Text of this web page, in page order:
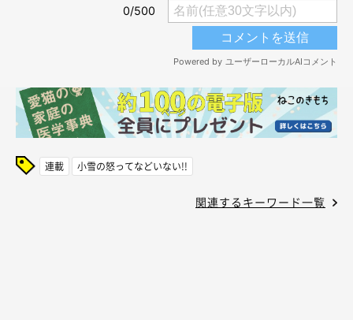
連載 小雪の怒ってなどいない!!
関連するキーワード一覧